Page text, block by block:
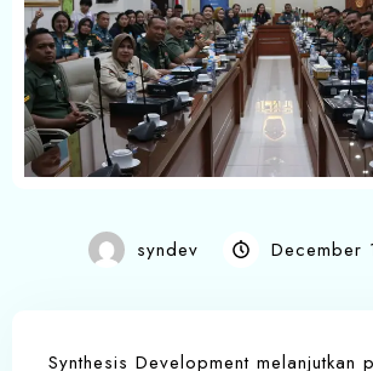
syndev
Synthesis Development melanjutkan